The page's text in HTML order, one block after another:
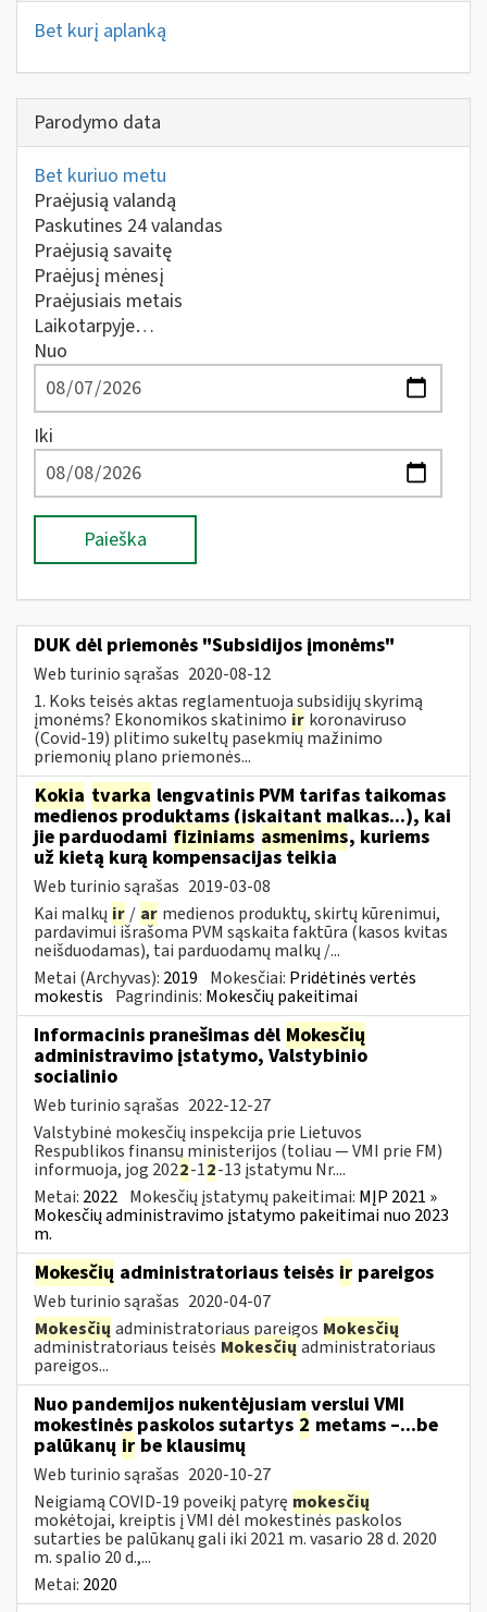
Bet kurį aplanką
Parodymo data
Bet kuriuo metu
Praėjusią valandą
Paskutines 24 valandas
Praėjusią savaitę
Praėjusį mėnesį
Praėjusiais metais
Laikotarpyje…
Nuo
Iki
Paieška
DUK dėl priemonės "Subsidijos įmonėms"
Web turinio sąrašas 2020-08-12
1. Koks teisės aktas reglamentuoja subsidijų skyrimą
įmonėms? Ekonomikos skatinimo ir koronaviruso
(Covid-19) plitimo sukeltų pasekmių mažinimo
priemonių plano priemonės...
Kokia tvarka lengvatinis PVM tarifas taikomas
medienos produktams (įskaitant malkas...), kai
jie parduodami fiziniams asmenims, kuriems
už kietą kurą kompensacijas teikia
Web turinio sąrašas 2019-03-08
Kai malkų ir / ar medienos produktų, skirtų kūrenimui,
pardavimui išrašoma PVM sąskaita faktūra (kasos kvitas
neišduodamas), tai parduodamų malkų /...
Metai (Archyvas): 2019 Mokesčiai: Pridėtinės vertės
mokestis Pagrindinis: Mokesčių pakeitimai
Informacinis pranešimas dėl Mokesčių
administravimo įstatymo, Valstybinio
socialinio
Web turinio sąrašas 2022-12-27
Valstybinė mokesčių inspekcija prie Lietuvos
Respublikos finansų ministerijos (toliau — VMI prie FM)
informuoja, jog 2022-12-13 įstatymu Nr....
Metai: 2022 Mokesčių įstatymų pakeitimai: MĮP 2021 »
Mokesčių administravimo įstatymo pakeitimai nuo 2023
m.
Mokesčių administratoriaus teisės ir pareigos
Web turinio sąrašas 2020-04-07
Mokesčių administratoriaus pareigos Mokesčių
administratoriaus teisės Mokesčių administratoriaus
pareigos...
Nuo pandemijos nukentėjusiam verslui VMI
mokestinės paskolos sutartys 2 metams –...be
palūkanų ir be klausimų
Web turinio sąrašas 2020-10-27
Neigiamą COVID-19 poveikį patyrę mokesčių
mokėtojai, kreiptis į VMI dėl mokestinės paskolos
sutarties be palūkanų gali iki 2021 m. vasario 28 d. 2020
m. spalio 20 d.,...
Metai: 2020